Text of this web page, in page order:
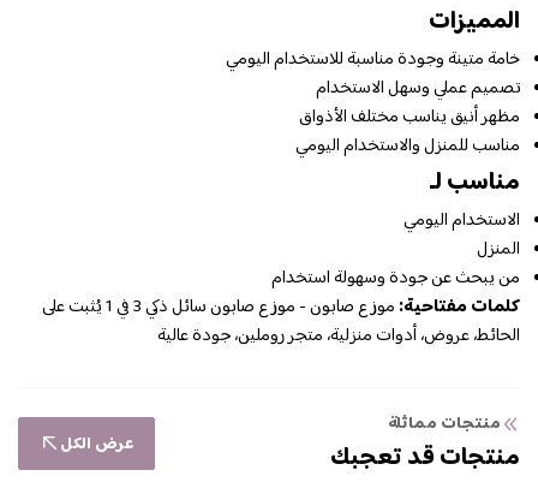
المميزات
خامة متينة وجودة مناسبة للاستخدام اليومي
تصميم عملي وسهل الاستخدام
مظهر أنيق يناسب مختلف الأذواق
مناسب للمنزل والاستخدام اليومي
مناسب لـ
الاستخدام اليومي
المنزل
من يبحث عن جودة وسهولة استخدام
كلمات مفتاحية:
موزع صابون - موزع صابون سائل ذكي 3 في 1 يُثبت على
الحائط، عروض، أدوات منزلية، متجر روملين، جودة عالية
منتجات مماثلة
منتجات قد تعجبك عرض الكل